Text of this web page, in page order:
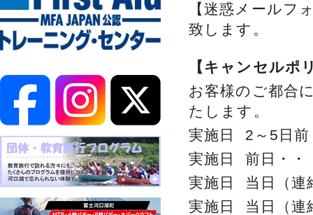
【迷惑メールフ
致します。
【キャンセルポ
お客様のご都合
たします。
実施日 2～5日前
実施日 前日・・
実施日 当日（連
実施日 当日（連